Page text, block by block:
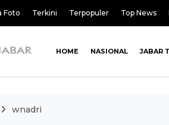
Foto Terkini Terpopuler Top News
HOME NASIONAL JABAR
wnadri